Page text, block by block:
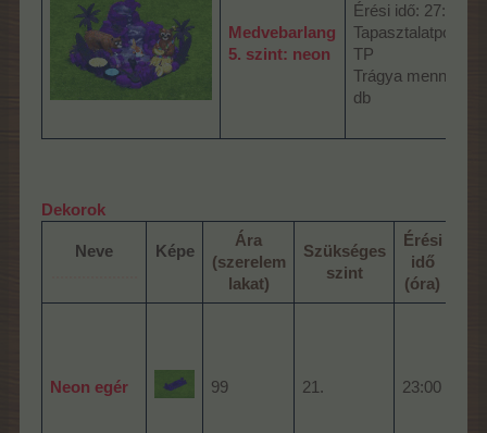
Medvebarlang
5. szint: neon
Érési idő: 27:24
Tapasztalatpont:
TP
Trágya
db
Dekorok
Neve
Képe
Ára
(szerelem
lakat)
Szükséges
szint
Érési
idő
(óra)
Neon egér 99 21. 23:00